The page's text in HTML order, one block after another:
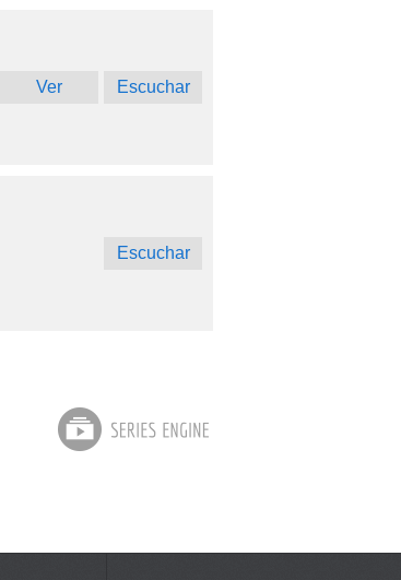
Ver Escuchar
Escuchar